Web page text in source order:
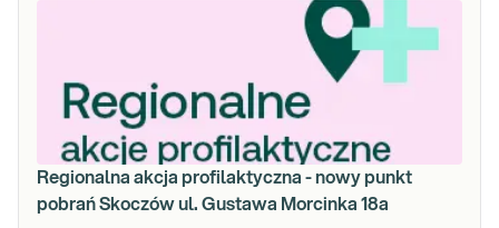
Regionalna akcja profilaktyczna - nowy punkt
pobrań Skoczów ul. Gustawa Morcinka 18a